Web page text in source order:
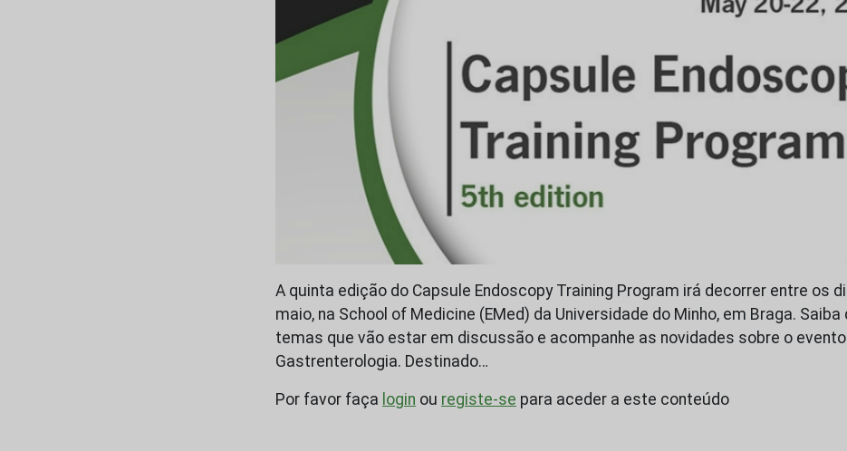
A quinta edição do Capsule Endoscopy Training Program irá decorrer entre os
maio, na School of Medicine (EMed) da Universidade do Minho, em Braga.
temas que vão estar em discussão e acompanhe as novidades sobre o
Gastrenterologia. Destinado…
Por favor faça login ou registe-se para aceder a este conteúdo